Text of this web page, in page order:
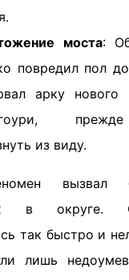
моста:
повредил пол
арку
из виду.
вызвал
в округе.
так быстро и
лишь